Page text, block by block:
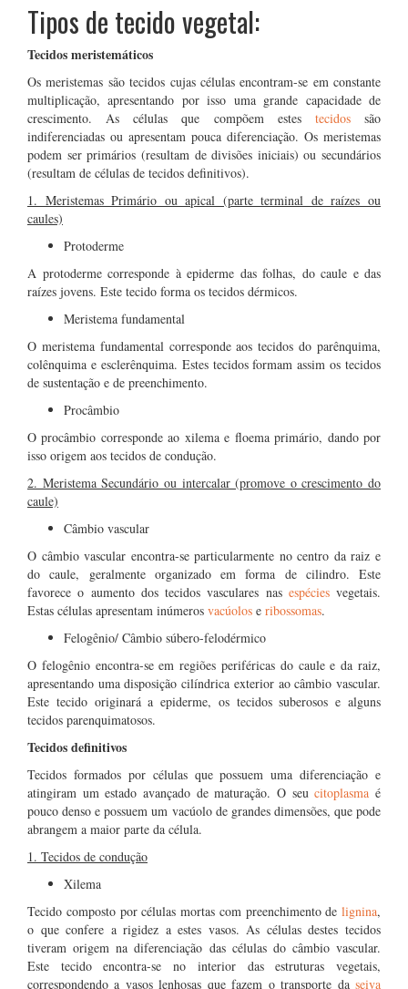
Tipos de tecido vegetal:
Tecidos meristemáticos
Os meristemas são tecidos cujas células encontram-se em constante
multiplicação, apresentando por isso uma grande capacidade de
crescimento. As células que compõem estes tecidossão
indiferenciadas ou apresentam pouca diferenciação. Os meristemas
podem ser primários (resultam de divisões iniciais) ou secundários
(resultam de células de tecidos definitivos).
1. Meristemas Primário ou apical (parte terminal de raízes ou
caules)
Protoderme
A protoderme corresponde à epiderme das folhas, do caule e das
raízes jovens. Este tecido forma os tecidos dérmicos.
Meristema fundamental
O meristema fundamental corresponde aos tecidos do parênquima,
colênquima e esclerênquima. Estes tecidos formam assim os tecidos
de sustentação e de preenchimento.
Procâmbio
O procâmbio corresponde ao xilema e floema primário, dando por
isso origem aos tecidos de condução.
2. Meristema Secundário ou intercalar (promove o crescimento do
caule)
Câmbio vascular
O câmbio vascular encontra-se particularmente no centro da raiz e
do caule, geralmente organizado em forma de cilindro. Este
favorece o aumento dos tecidos vasculares nas espécies vegetais.
Estas células apresentam inúmeros vacúolos e ribossomas.
Felogênio/ Câmbio súbero-felodérmico
O felogênio encontra-se em regiões periféricas do caule e da raiz,
apresentando uma disposição cilíndrica exterior ao câmbio vascular.
Este tecido originará a epiderme, os tecidos suberosos e alguns
tecidos parenquimatosos.
Tecidos definitivos
Tecidos formados por células que possuem uma diferenciação e
atingiram um estado avançado de maturação. O seucitoplasmaé
pouco denso e possuem um vacúolo de grandes dimensões, que pode
abrangem a maior parte da célula.
1. Tecidos de condução
Xilema
Tecido composto por células mortas com preenchimento de lignina,
o que confere a rigidez a estes vasos. As células destes tecidos
tiveram origem na diferenciação das células do câmbio vascular.
Este tecido encontra-se no interior das estruturas vegetais,
correspondendo a vasos lenhosas que fazem o transporte da seiva